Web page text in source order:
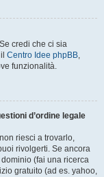
credi che ci sia
Centro Idee phpBB,
funzionalità.
d’ordine legale
riesci a trovarlo,
rivolgerti. Se ancora
(fai una ricerca
gratuito (ad es. yahoo,